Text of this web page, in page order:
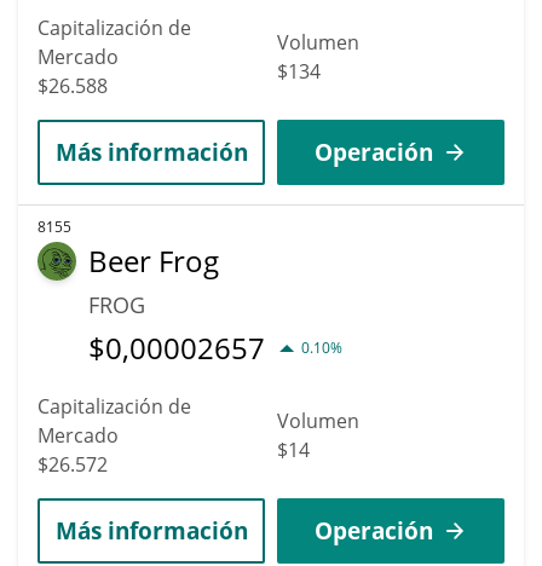
Capitalización de
Mercado
$26.588
Volumen
$134
Más información Operación
8155
Beer Frog
FROG
$0,00002657 0.10%
Capitalización de
Mercado
$26.572
Volumen
$14
Más información Operación